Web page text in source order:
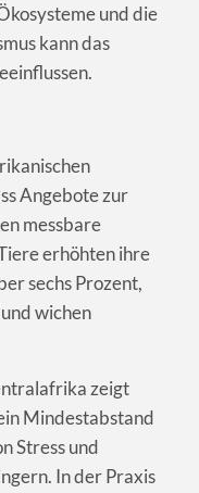
und die
kann das
Angebote zur
messbare
erhöhten ihre
sechs Prozent,
wichen
zeigt
Mindestabstand
Stress und
In der Praxis